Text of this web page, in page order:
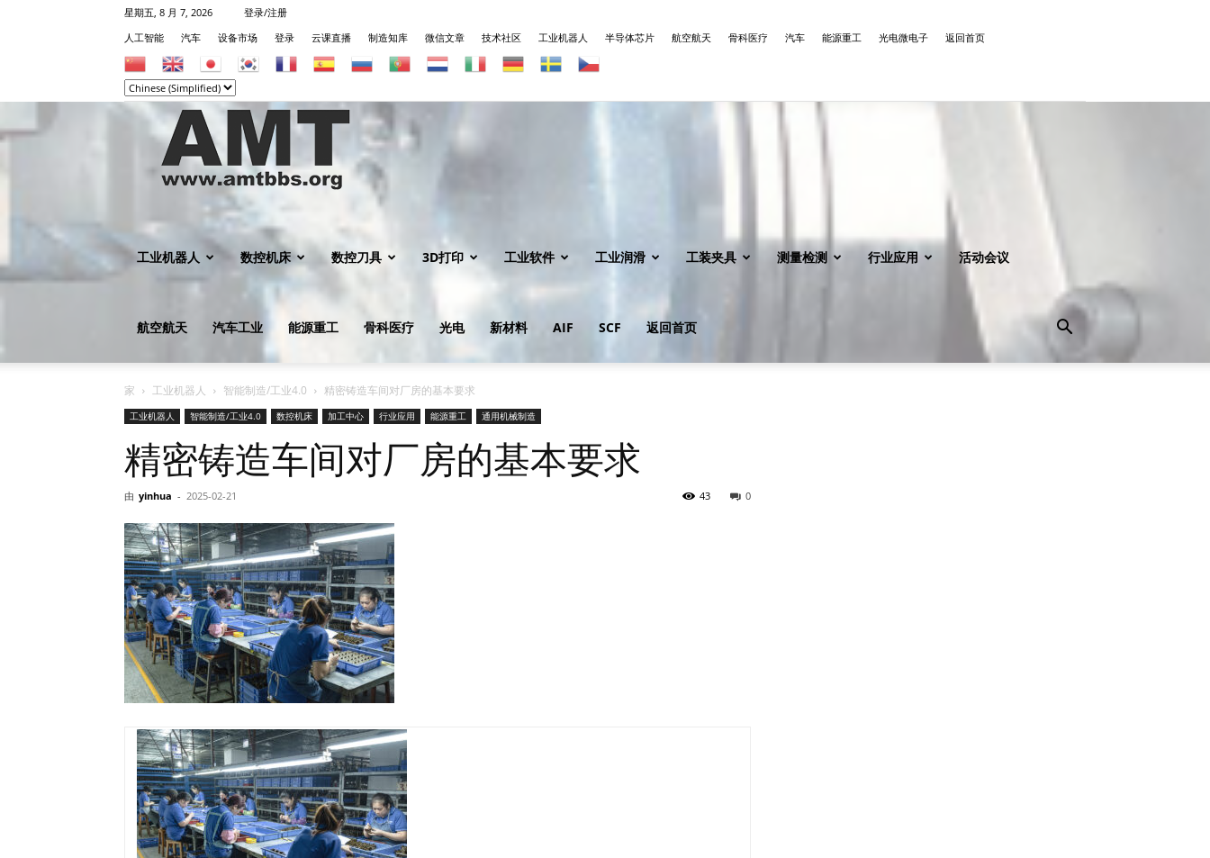
星期五, 8 月 7, 2026
登录/注册
人工智能
汽车 设备市场 登录 云课直播 制造知库 微信文章 技术社区 工业机器人 半导体芯片 航空航天 骨科医疗 汽车 能源重工 光电微电子 返回首页
机
知
工业机器人 数控机床 数控刀具 3D打印 工业软件 工业润滑 工装夹具 测量检测 行业应用 活动会议
航空航天 汽车工业 能源重工 骨科医疗 光电 新材料 AIF SCF 返回首页
家 工业机器人 智能制造/工业4.0 精密铸造车间对厂房的基本要求
工业机器人 智能制造/工业4.0 数控机床 加工中心 行业应用 能源重工 通用机械制造
精密铸造车间对厂房的基本要求
由 yinhua - 2025-02-21 0
43